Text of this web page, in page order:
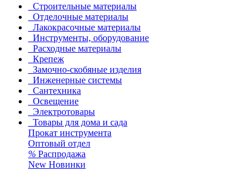
Строительные материалы
Отделочные материалы
Лакокрасочные материалы
Инструменты, оборудование
Расходные материалы
Крепеж
Замочно-скобяные изделия
Инженерные системы
Сантехника
Освещение
Электротовары
Товары для дома и сада
Прокат инструмента
Оптовый отдел
% Распродажа
New Новинки